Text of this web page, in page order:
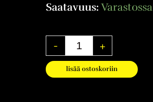
Saatavuus:Varastossa
- +
lisää ostoskoriin